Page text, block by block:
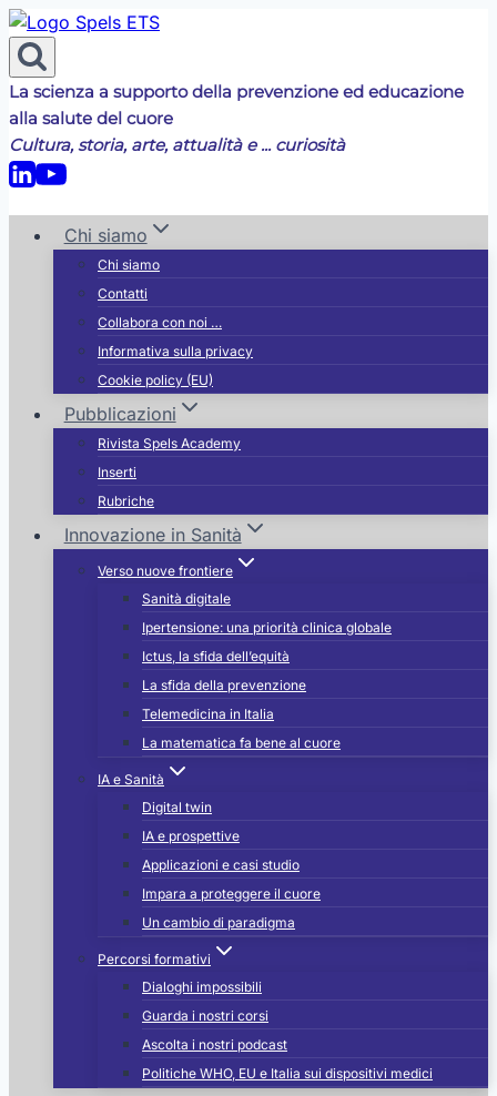
Salta
al
contenuto
La scienza a supporto della prevenzione ed educazione
alla salute del cuore
Cultura, storia, arte, attualità e ... curiosità
Chi siamo
Chi siamo
Contatti
Collabora con noi …
Informativa sulla privacy
Cookie policy (EU)
Pubblicazioni
Rivista Spels Academy
Inserti
Rubriche
Innovazione in Sanità
Verso nuove frontiere
Sanità digitale
Ipertensione: una priorità clinica globale
Ictus, la sfida dell’equità
La sfida della prevenzione
Telemedicina in Italia
La matematica fa bene al cuore
IA e Sanità
Digital twin
IA e prospettive
Applicazioni e casi studio
Impara a proteggere il cuore
Un cambio di paradigma
Percorsi formativi
Dialoghi impossibili
Guarda i nostri corsi
Ascolta i nostri podcast
Politiche WHO, EU e Italia sui dispositivi medici